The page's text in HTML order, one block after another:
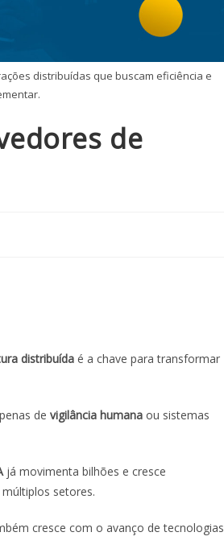
distribuídas que buscam eficiência e
de
distribuída é a chave para transformar
de vigilância humana ou sistemas
já movimenta bilhões e cresce
setores.
cresce com o avanço de tecnologias